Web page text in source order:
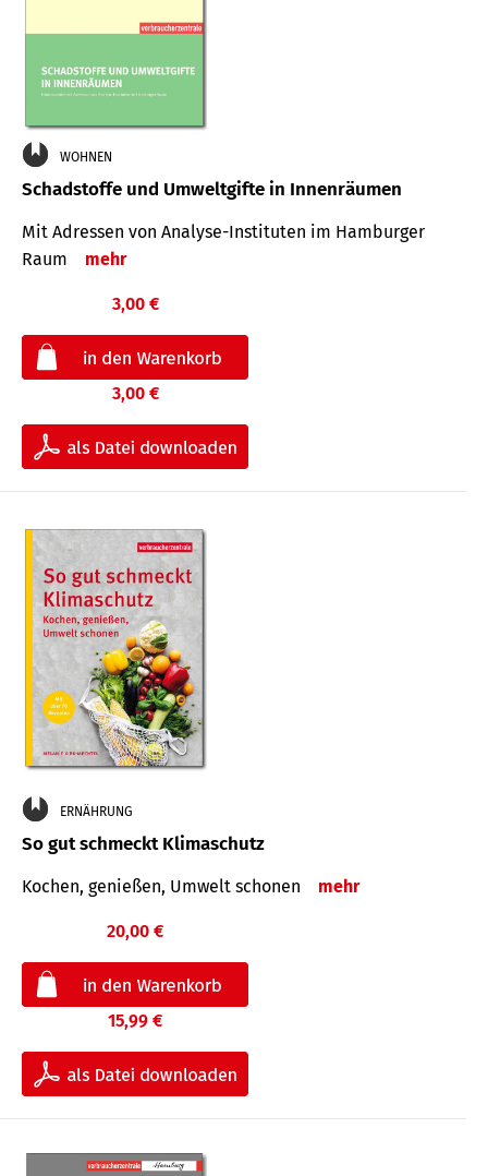
WOHNEN
Schadstoffe und Umweltgifte in Innenräumen
Mit Adressen von Analyse-Insti­tuten im Hamburger
Raum
mehr
3,00 €
3,00 €
ERNÄHRUNG
So gut schmeckt Klimaschutz
Kochen, genießen, Umwelt schonen mehr
20,00 €
15,99 €